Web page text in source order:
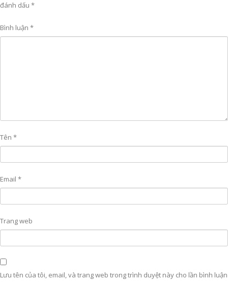
đánh dấu *
Bình luận *
Tên *
Email *
Trang web
Lưu tên của tôi, email, và trang web trong trình duyệt này cho lần bình luận